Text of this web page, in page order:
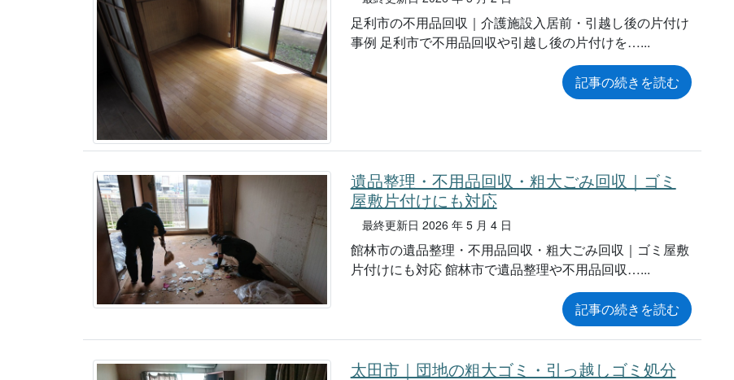
足利市の不用品回収｜介護施設入居前・引越し後の片付け
事例 足利市で不用品回収や引越し後の片付けを…
記事の続きを読む
遺品整理・不用品回収・粗大ごみ回収｜ゴミ
屋敷片付けにも対応
最終更新日 2026 年 5 月 4 日
館林市の遺品整理・不用品回収・粗大ごみ回収｜ゴミ屋敷
片付けにも対応 館林市で遺品整理や不用品回収…
記事の続きを読む
太田市｜団地の粗大ゴミ・引っ越しゴミ処分